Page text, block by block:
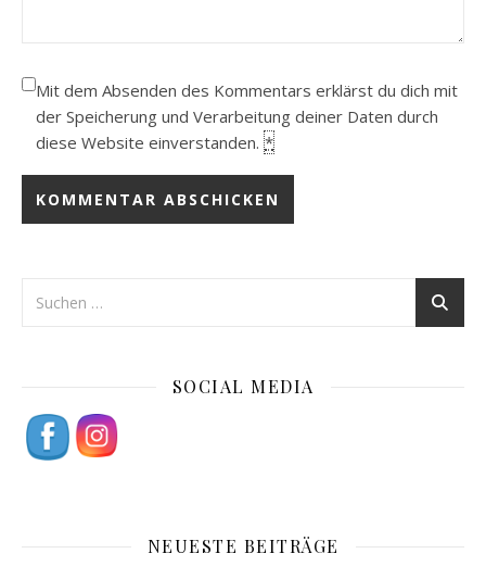
Mit dem Absenden des Kommentars erklärst du dich mit
der Speicherung und Verarbeitung deiner Daten durch
diese Website einverstanden. *
SOCIAL MEDIA
NEUESTE BEITRÄGE